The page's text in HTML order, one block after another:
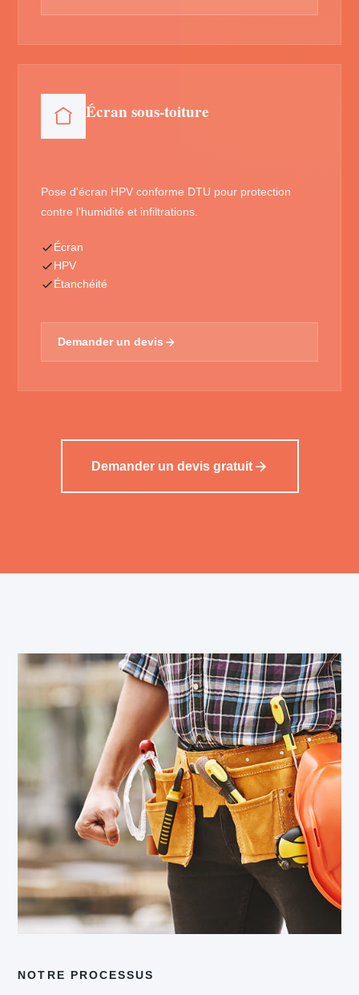
Écran sous-toiture
Pose d'écran HPV conforme DTU pour protection
contre l'humidité et infiltrations.
Écran
HPV
Étanchéité
Demander un devis
Demander un devis gratuit
NOTRE PROCESSUS